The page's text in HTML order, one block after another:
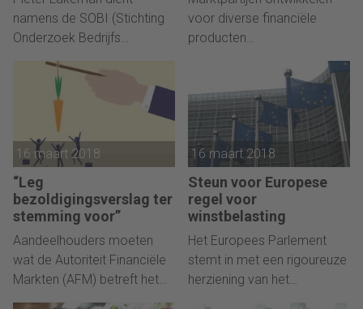
namens de SOBI (Stichting
Onderzoek Bedrijfs
Informatie) een klacht in
tegen Marcel De Kimpe RA,
werkzaam bij het
accountantskantoor EY.
voor diverse financiële
producten
adviesdiensten. Ook bij
impactvolle producten
wordt steeds vaker
zogenoemd roboadvies
ingezet.
16 maart 2018
“Leg
bezoldigingsverslag ter
stemming voor”
Aandeelhouders moeten
wat de Autoriteit Financiële
Markten (AFM) betreft het
recht krijgen om te
16 maart 2018
Steun voor Europese
regel voor
winstbelasting
Het Europees Parlement
stemt in met een rigoureuze
herziening van het